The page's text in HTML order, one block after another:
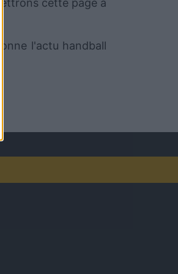
cette page à
l'actu handball